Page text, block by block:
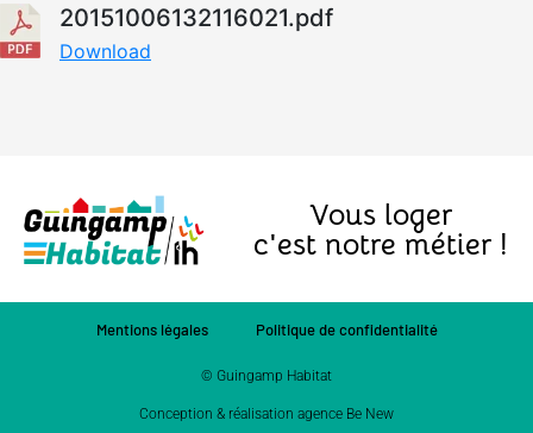
20151006132116021.pdf
Download
Vous loger
c'est notre métier !
Mentions légales Politique de confidentialité
© Guingamp Habitat
Conception & réalisation agence Be New